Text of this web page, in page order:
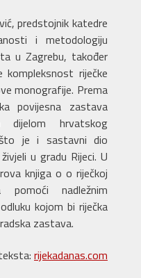
predstojnik katedre
i metodologiju
u Zagrebu, također
riječke
monografije. Prema
povijesna zastava
hrvatskog
je i sastavni dio
u gradu Rijeci. U
knjiga o o riječkoj
nadležnim
kojom bi riječka
zastava.
rijekadanas.com